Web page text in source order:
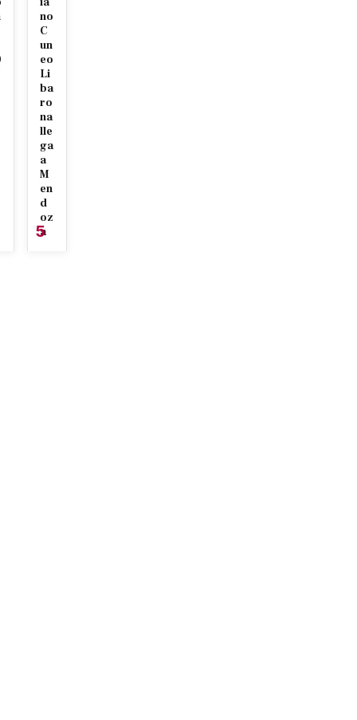
no
C
un
eo
Li
ba
ro
na
lle
ga
a
M
en
d
oz
a
5